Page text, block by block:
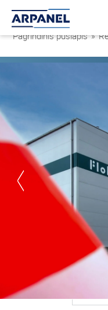
Pagrindinis puslapis »